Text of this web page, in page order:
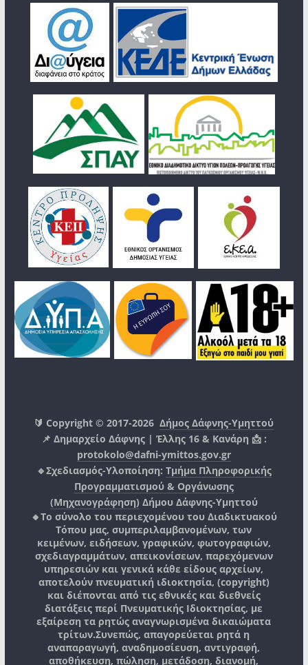
🔰 Copyright © 2017-2026Δήμος Δάφνης-Υμηττού
📌 Δημαρχείο Δάφνης | Έλλης 16 & Κανάρη 📩 :
protokolo@dafni-ymittos.gov.gr
🔹Σχεδιασμός-Υλοποίηση: Τμήμα Πληροφορικής
Προγραμματισμού & Οργάνωσης
(Μηχανογράφηση) Δήμου Δάφνης-Υμηττού
🔸Το σύνολο του περιεχομένου του Διαδικτυακού
Τόπου μας, συμπεριλαμβανομένων, των
κειμένων, ειδήσεων, γραφικών, φωτογραφιών,
σχεδιαγραμμάτων, απεικονίσεων, παρεχόμενων
υπηρεσιών και γενικά κάθε είδους αρχείων,
αποτελούν πνευματική ιδιοκτησία, (copyright)
και διέπονται από τις εθνικές και διεθνείς
διατάξεις περί Πνευματικής Ιδιοκτησίας, με
εξαίρεση τα ρητώς αναγνωρισμένα δικαιώματα
τρίτων.Συνεπώς, απαγορεύεται ρητά η
αναπαραγωγή, αναδημοσίευση, αντιγραφή,
αποθήκευση, πώληση, μετάδοση, διανομή,